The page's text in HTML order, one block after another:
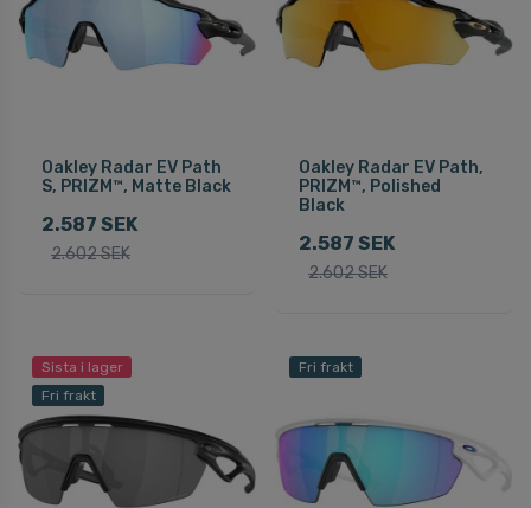
Oakley Radar EV Path
S, PRIZM™, Matte Black
2.587 SEK
2.602 SEK
Oakley Radar EV Path,
PRIZM™, Polished
Black
2.587 SEK
2.602 SEK
Sista i lager
Fri frakt
Fri frakt